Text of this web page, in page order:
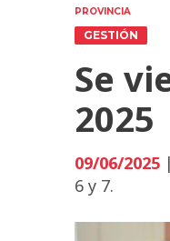
PROVINCIA
GESTIÓN
Se
2025
09/06/2025
6 y 7.